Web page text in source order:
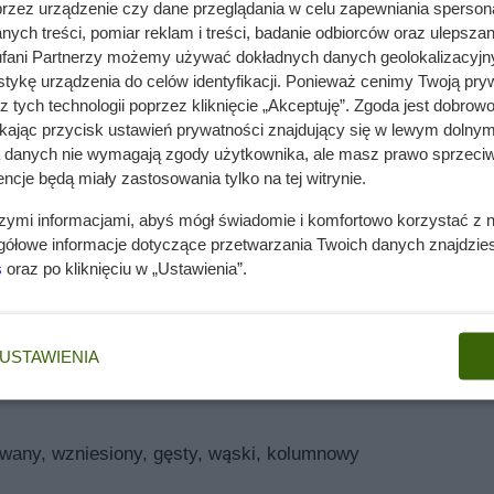
Wymagania glebowe to ziemia przepuszczalna, gliniasto-
wilgotności.
ogrodach, a także na większych przestrzeniach.
Na trawniku będzie pięknym soliterem, którego niebieski
Nadaje się również do zastosowania w ogrodach skalnych.
roślinie ciekawe formy. A może zainteresuje cię także
Arrow’ - pielęgnacja
nawet do – 30 stopni Celsjusza. W czasie suszy
wapnowanie podłoża, co 4 lata, co pozwoli na
fizyczne i biologiczne – wapnia
powinien zostać dokładnie przemyślany. W czasie
Cena sadzonki ‘Blue Arrow’ wynosi około 20 zł. Sprawdź
cm
cm
wzniesiony, gęsty, wąski, kolumnowy
urządzenie czy dane przeglądania w celu zapewniania
treści, pomiar reklam i treści, badanie odbiorców oraz
Partnerzy możemy używać dokładnych danych
urządzenia do celów identyfikacji. Ponieważ cenimy Twoją
tych technologii poprzez kliknięcie „Akceptuję”. Zgoda jest
przycisk ustawień prywatności znajdujący się w lewym
danych nie wymagają zgody użytkownika, ale masz prawo
będą miały zastosowania tylko na tej witrynie.
informacjami, abyś mógł świadomie i komfortowo korzystać z
informacje dotyczące przetwarzania Twoich danych
oraz po kliknięciu w „Ustawienia”.
USTAWIENIA